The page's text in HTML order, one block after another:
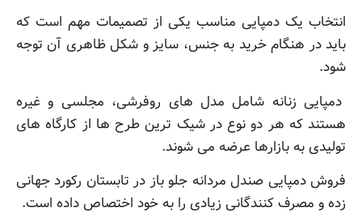
انتخاب یک دمپایی مناسب یکی از تصمیمات مهم است که
باید در هنگام خرید به جنس، سایز و شکل ظاهری آن توجه
شود.
دمپایی زنانه شامل مدل های روفرشی، مجلسی و غیره
هستند که هر دو نوع در شیک ترین طرح ها از کارگاه های
تولیدی به بازارها عرضه می شوند.
فروش دمپایی صندل مردانه جلو باز در تابستان رکورد جهانی
زده و مصرف کنندگانی زیادی را به خود اختصاص داده است.